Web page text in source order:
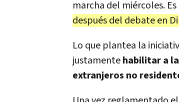
marcha del miércoles.
después del debate en
Lo que plantea la
justamentehabilitar a
extranjeros no